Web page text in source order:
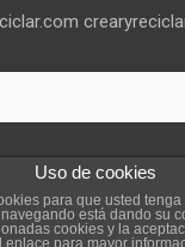
Aviso Legal y
Uso de cookies
para que usted
está dando su
cookies y la
enlace para mayor